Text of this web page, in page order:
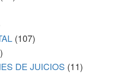
(107)
DE JUICIOS (11)